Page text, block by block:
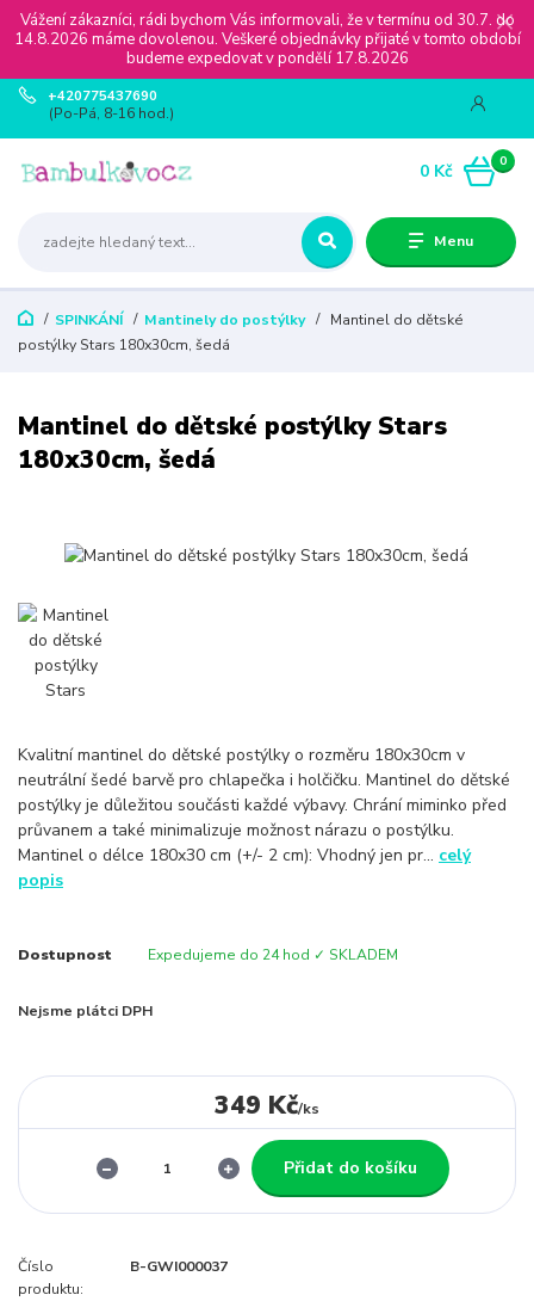
Vážení zákazníci, rádi bychom Vás informovali, že v termínu od 30.7. do
14.8.2026 máme dovolenou. Veškeré objednávky přijaté v tomto období
budeme expedovat v pondělí 17.8.2026
Menu
+420775437690
(Po-Pá, 8-16 hod.)
0
0 Kč
SPINKÁNÍ Mantinely do postýlky
Mantinel do dětské
postýlky Stars 180x30cm, šedá
Mantinel do dětské postýlky Stars
180x30cm, šedá
Kvalitní mantinel do dětské postýlky o rozměru 180x30cm v
neutrální šedé barvě pro chlapečka i holčičku. Mantinel do dětské
postýlky je důležitou součásti každé výbavy. Chrání miminko před
průvanem a také minimalizuje možnost nárazu o postýlku.
Mantinel o délce 180x30 cm (+/- 2 cm): Vhodný jen pr... celý
popis
Dostupnost Expedujeme do 24 hod ✓ SKLADEM
Nejsme plátci DPH
349 Kč/ks
Přidat do košíku
Číslo
produktu:
B-GWI000037